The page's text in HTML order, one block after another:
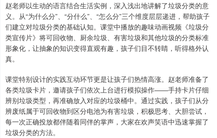
赵老师以生动的语言结合生活实例，深入浅出地讲解了垃圾分类的意
义。从“为什么分”、“分什么”、“怎么分”三个维度层层递进，帮助孩子
们建立对垃圾分类的基础认知。课堂中播放的趣味动画视频《垃圾分
类宣传片》将可回收物、厨余垃圾、有害垃圾和其他垃圾的分类标准
形象化，让抽象的知识变得直观有趣，孩子们目不转睛，听得格外认
真。
课堂特别设计的实践互动环节更是让孩子们热情高涨。赵老师准备了
各类垃圾卡片，邀请孩子们依次上台进行模拟操作——手持卡片仔细
辨别垃圾类型，再准确放入对应的垃圾桶中。通过实践，孩子们从分
辨废纸属于可回收物到区分电池为有害垃圾，积极思考、大胆尝试，
每一次正确投放都伴随着同伴的掌声，大家在欢声笑语中迅速掌握了
垃圾分类的方法。